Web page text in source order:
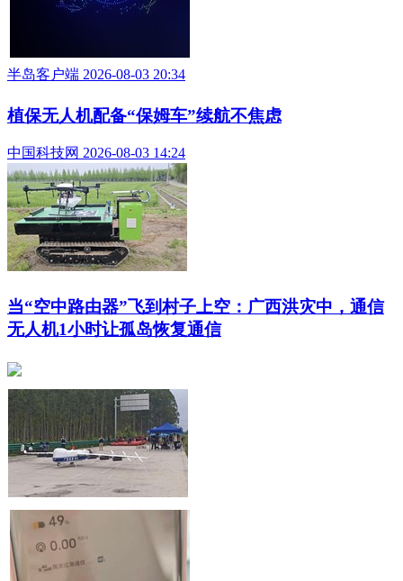
半岛客户端 2026-08-03 20:34
植保无人机配备“保姆车”续航不焦虑
中国科技网 2026-08-03 14:24
当“空中路由器”飞到村子上空：广西洪灾中，通信
无人机1小时让孤岛恢复通信